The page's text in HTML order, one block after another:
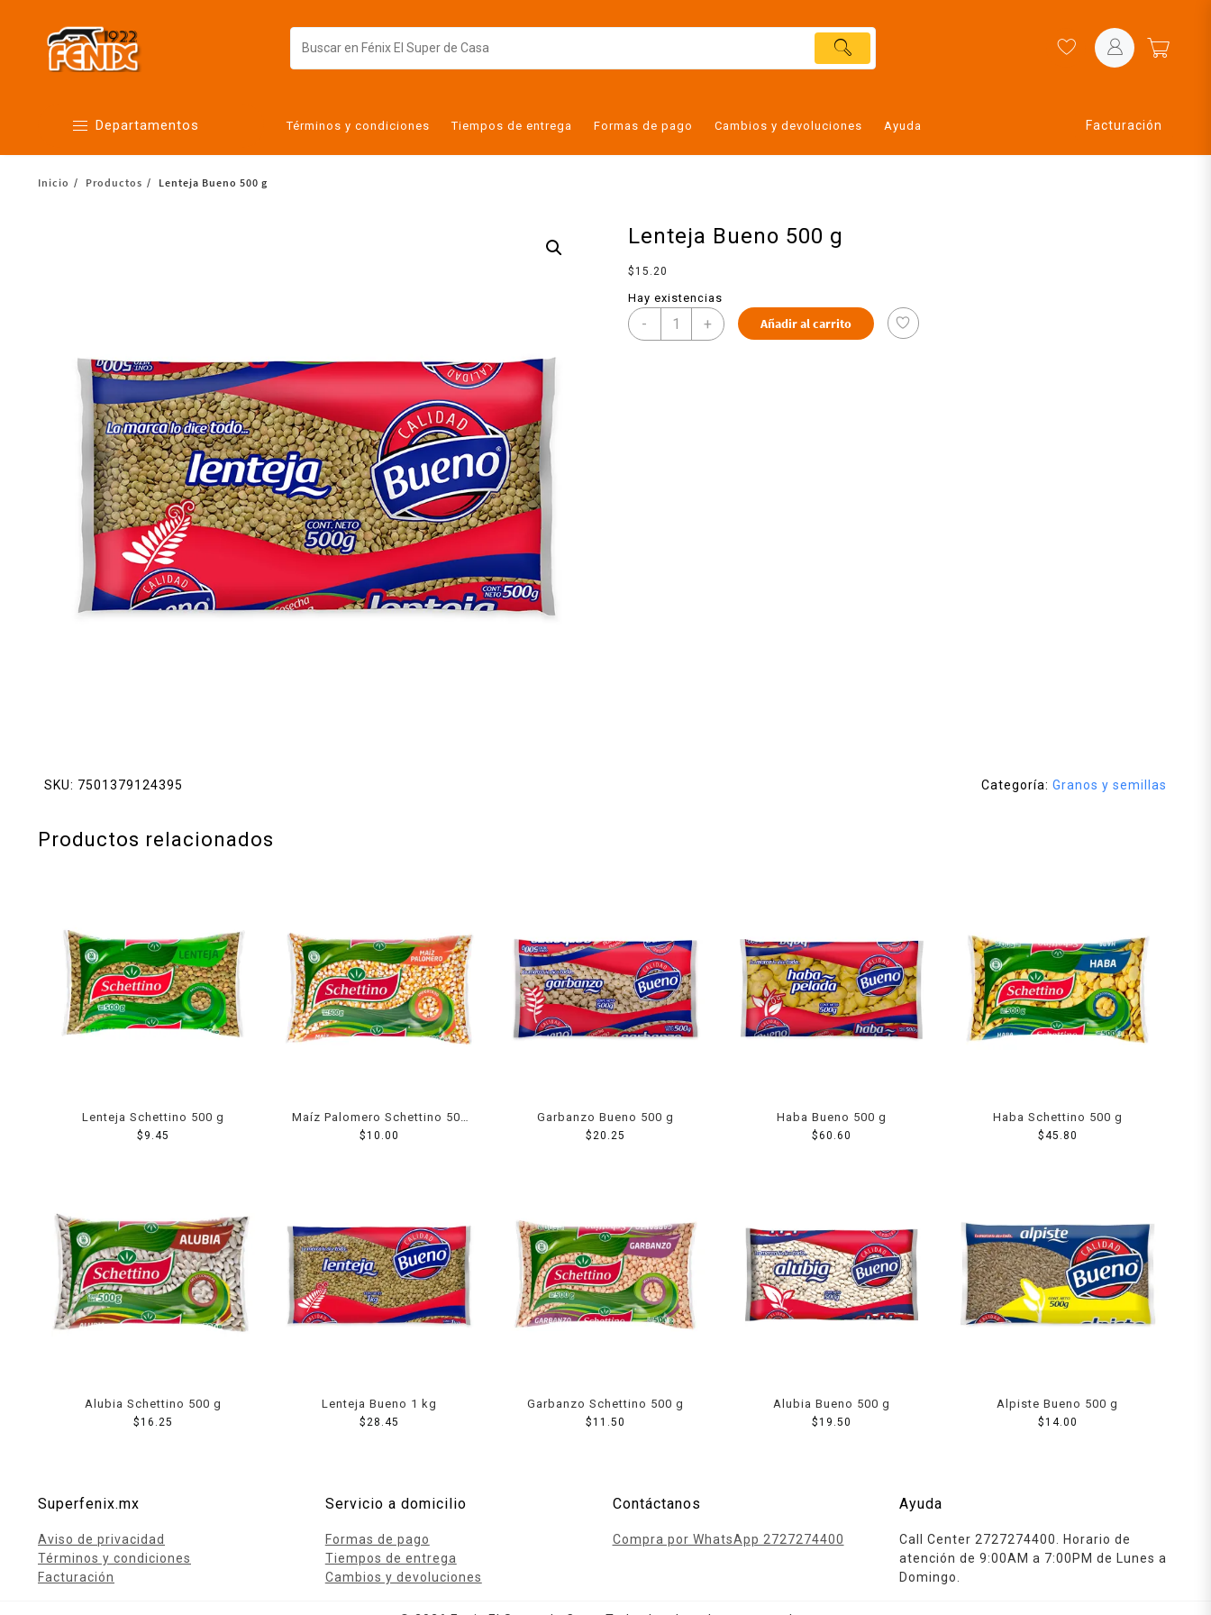
Departamentos
Alimentos
Cuidado personal
Lácteos
Limpieza del hogar
Mascotas
Pan de la casa
Preciasos
Salchichonería
Términos y condiciones Tiempos de entrega Formas de pago Cambios y devoluciones Ayuda Facturación
Inicio Productos Lenteja Bueno 500 g
Lenteja Bueno 500 g
$ 15.20
Hay existencias
- + Añadir al carrito
SKU: 7501379124395 Categoría: Granos y semillas
Productos relacionados
Lenteja Schettino 500 g
$ 9.45
Maíz Palomero Schettino 500
g
$10.00
Garbanzo Bueno 500 g
$20.25
Haba Bueno 500 g
$60.60
Haba Schettino 500 g
$45.80
Alubia Schettino 500 g
$16.25
Lenteja Bueno 1 kg
$ 28.45
Garbanzo Schettino 500 g
$11.50
Alubia Bueno 500 g
$19.50
Alpiste Bueno 500 g
$14.00
Superfenix.mx
Aviso de privacidad
Términos y condiciones
Facturación
Servicio a domicilio
Formas de pago
Tiempos de entrega
Cambios y devoluciones
Contáctanos
Compra por WhatsApp 2727274400
Ayuda
Call Center 2727274400. Horario de
atención de 9:00AM a 7:00PM de Lunes a
Domingo.